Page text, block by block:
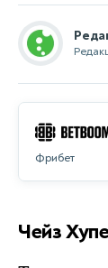
Фрибет
Чейз